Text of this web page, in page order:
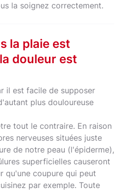
la soignez correctement.
la plaie est
douleur est
il est facile de supposer
plus douloureuse
tout le contraire. En raison
nerveuses situées juste
de notre peau (l'épiderme),
superficielles causeront
qu'une coupure qui peut
par exemple. Toute